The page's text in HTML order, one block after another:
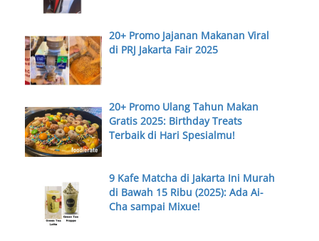
20+ Promo Jajanan Makanan Viral
di PRJ Jakarta Fair 2025
20+ Promo Ulang Tahun Makan
Gratis 2025: Birthday Treats
Terbaik di Hari Spesialmu!
9 Kafe Matcha di Jakarta Ini Murah
di Bawah 15 Ribu (2025): Ada Ai-
Cha sampai Mixue!